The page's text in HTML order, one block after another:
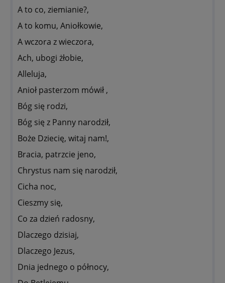
A to co, ziemianie?,
A to komu, Aniołkowie,
A wczora z wieczora,
Ach, ubogi żłobie,
Alleluja,
Anioł pasterzom mówił ,
Bóg się rodzi,
Bóg się z Panny narodził,
Boże Dziecię, witaj nam!,
Bracia, patrzcie jeno,
Chrystus nam się narodził,
Cicha noc,
Cieszmy się,
Co za dzień radosny,
Dlaczego dzisiaj,
Dlaczego Jezus,
Dnia jednego o północy,